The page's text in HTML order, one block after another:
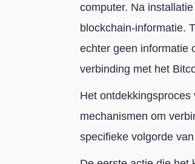
computer. Na
blockchain-informatie.
echter geen informatie
verbinding met het
Het
mechanismen om
specifieke volgorde